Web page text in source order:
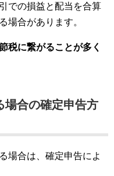
での損益と配当を合算
場合があります。
税に繋がることが多く
場合の確定申告方
場合は、確定申告によ